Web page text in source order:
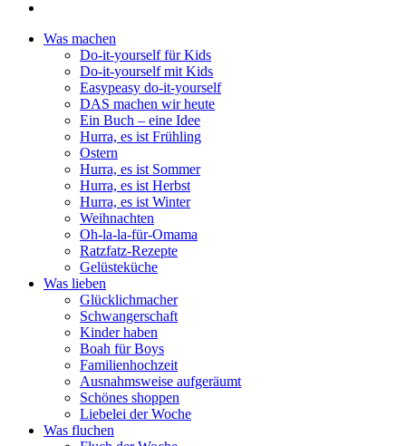
Was machen
Do-it-yourself für Kids
Do-it-yourself mit Kids
Easypeasy do-it-yourself
DAS machen wir heute
Ein Buch – eine Idee
Hurra, es ist Frühling
Ostern
Hurra, es ist Sommer
Hurra, es ist Herbst
Hurra, es ist Winter
Weihnachten
Oh-la-la-für-Omama
Ratzfatz-Rezepte
Gelüsteküche
Was lieben
Glücklichmacher
Schwangerschaft
Kinder haben
Boah für Boys
Familienhochzeit
Ausnahmsweise aufgeräumt
Schönes shoppen
Liebelei der Woche
Was fluchen